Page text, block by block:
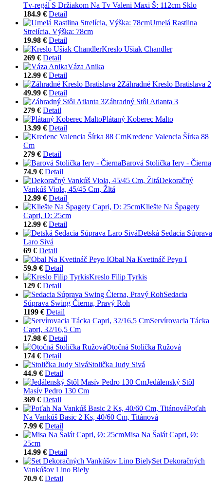
Tv-regál S Držiakom Na Tv Valeni Maxi Š: 112cm Sklo
184.9 € Detail
Umelá Rastlina
Strelícia, Výška: 78cm
19.98 € Detail
Kreslo Ušiak Chandler
269 € Detail
Váza Anika
12.99 € Detail
Záhradné Kreslo Bratislava 2
49.99 € Detail
Záhradný Stôl Atlanta 3
279 € Detail
Plátaný Koberec Malto
13.99 € Detail
Kredenc Valencia Šírka 88
Cm
279 € Detail
Barová Stolička Iery - Čierna
74.9 € Detail
Dekoračný
Vankúš Viola, 45/45 Cm, Žltá
12.99 € Detail
Kliešte Na Špagety
Capri, D: 25cm
12.99 € Detail
Detská Sedacia Súprava
Laro Sivá
69 € Detail
Obal Na Kvetináč Peyo I
59.9 € Detail
Kreslo Filip Tyrkis
129 € Detail
Sedacia
Súprava Swing Čierna, Pravý Roh
1199 € Detail
Servírovacia Tácka
Capri, 32/16,5 Cm
17.98 € Detail
Otočná Stolička Ružová
174 € Detail
Stolička Judy Sivá
44.9 € Detail
Jedálenský Stôl
Masív Pedro 130 Cm
369 € Detail
Poťah
Na Vankúš Basic 2 Ks, 40/60 Cm, Titánová
7.99 € Detail
Misa Na Šalát Capri, Ø:
25cm
14.99 € Detail
Set Dekoračných
Vankúšov Lino Biely
70.9 € Detail